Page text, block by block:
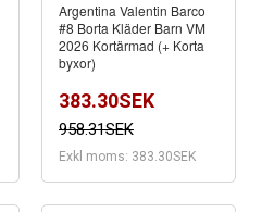
Argentina Valentin Barco
#8 Borta Kläder Barn VM
2026 Kortärmad (+ Korta
byxor)
383.30SEK
958.31SEK
Exkl moms: 383.30SEK